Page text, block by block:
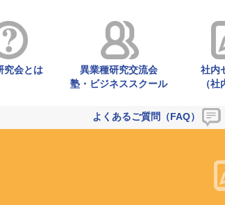
究会とは
異業種研究交流会
塾・ビジネススクール
社内
（社
よくあるご質問（FAQ）